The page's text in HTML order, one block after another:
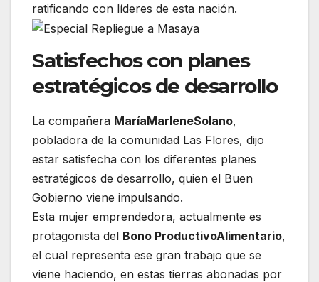
ratificando con líderes de esta nación.
Satisfechos con planes
estratégicos de desarrollo
La compañera MaríaMarleneSolano,
pobladora de la comunidad Las Flores, dijo
estar satisfecha con los diferentes planes
estratégicos de desarrollo, quien el Buen
Gobierno viene impulsando.
Esta mujer emprendedora, actualmente es
protagonista del Bono ProductivoAlimentario,
el cual representa ese gran trabajo que se
viene haciendo, en estas tierras abonadas por